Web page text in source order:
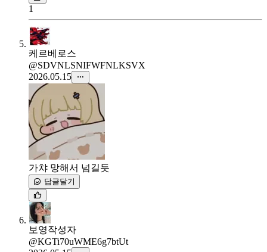
1
케르베로스
@SDVNLSNIFWFNLKSVX
2026.05.15
가챠 망해서 넘길듯
답글달기
보영작성자
@KGTi70uWME6g7btUt